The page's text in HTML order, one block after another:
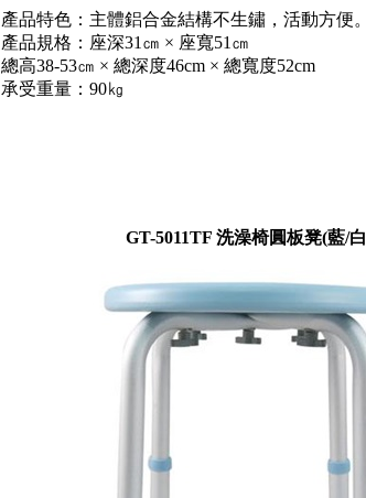
產品特色：主體鋁合金結構不生鏽，活動方便
產品規格：座深31㎝ × 座寬51㎝
總高38-53㎝ × 總深度46cm × 總寬度52cm
承受重量：90㎏
GT-5011TF 洗澡椅圓板凳(藍/